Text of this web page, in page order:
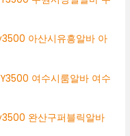
아산시유흥알바 아
여수시룸알바 여수
완산구퍼블릭알바